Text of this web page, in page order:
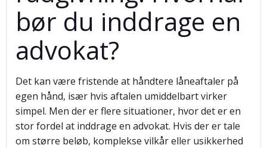
bør du inddrage en
advokat?
Det kan være fristende at håndtere låneaftaler på
egen hånd, især hvis aftalen umiddelbart virker
simpel. Men der er flere situationer, hvor det er en
stor fordel at inddrage en advokat. Hvis der er tale
om større beløb, komplekse vilkår eller usikkerhed